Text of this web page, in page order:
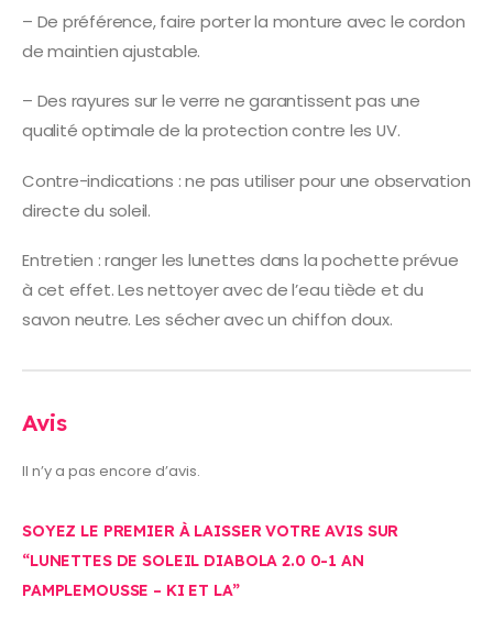
– De préférence, faire porter la monture avec le cordon
de maintien ajustable.
– Des rayures sur le verre ne garantissent pas une
qualité optimale de la protection contre les UV.
Contre-indications : ne pas utiliser pour une observation
directe du soleil.
Entretien : ranger les lunettes dans la pochette prévue
à cet effet. Les nettoyer avec de l’eau tiède et du
savon neutre. Les sécher avec un chiffon doux.
Avis
Il n’y a pas encore d’avis.
SOYEZ LE PREMIER À LAISSER VOTRE AVIS SUR
“LUNETTES DE SOLEIL DIABOLA 2.0 0-1 AN
PAMPLEMOUSSE – KI ET LA”